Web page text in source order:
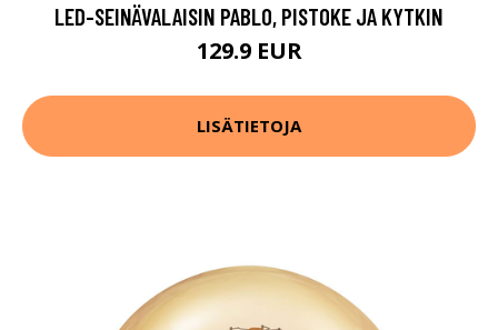
LED-SEINÄVALAISIN PABLO, PISTOKE JA KYTKIN
129.9 EUR
LISÄTIETOJA